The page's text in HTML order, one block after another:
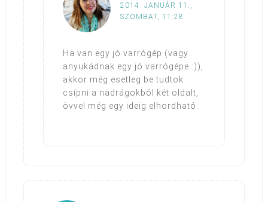
2014. JANUÁR 11.,
SZOMBAT, 11:28
Ha van egy jó varrógép (vagy
anyukádnak egy jó varrógépe :)),
akkor még esetleg be tudtok
csípni a nadrágokból két oldalt,
övvel még egy ideig elhordható.